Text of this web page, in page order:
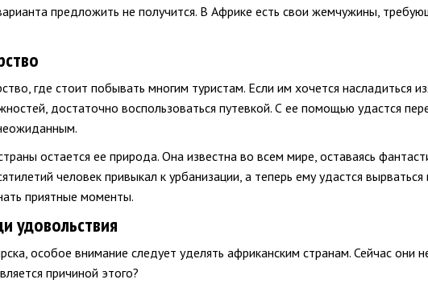
предложить не получится. В Африке есть свои жемчужины,
где стоит побывать многим туристам. Если им хочется насладиться
достаточно воспользоваться путевкой. С ее помощью удастся
остается ее природа. Она известна во всем мире, оставаясь
человек привыкал к урбанизации, а теперь ему удастся вырваться
приятные моменты.
удовольствия
особое внимание следует уделять африканским странам. Сейчас они
причиной этого?